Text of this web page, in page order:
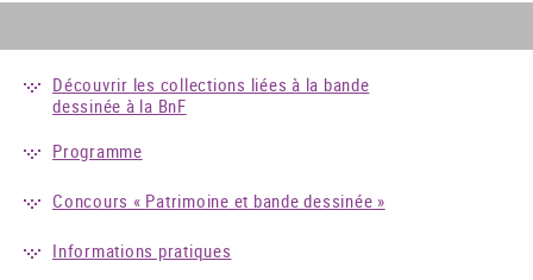
Découvrir les collections liées à la bande
dessinée à la BnF
Programme
Concours « Patrimoine et bande dessinée »
Informations pratiques